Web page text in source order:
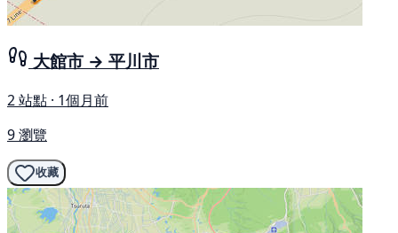
大館市 → 平川市
2 站點 · 1個月前
9 瀏覽
收藏